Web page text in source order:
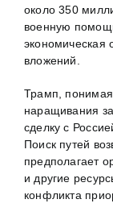
около 350
военную
экономическая
вложений.
Трамп,
наращивания
сделку с
Поиск путей
предполагает
и другие
конфликта